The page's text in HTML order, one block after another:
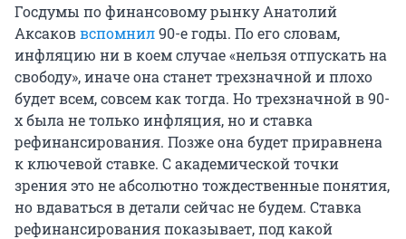
Госдумы по финансовому рынку Анатолий
Аксаковвспомнил90-е годы. По его словам,
инфляцию ни в коем случае «нельзя отпускать на
свободу», иначе она станет трехзначной и плохо
будет всем, совсем как тогда. Но трехзначной в 90-
х была не только инфляция, но и ставка
рефинансирования. Позже она будет приравнена
к ключевой ставке. С академической точки
зрения это не абсолютно тождественные понятия,
но вдаваться в детали сейчас не будем. Ставка
рефинансирования показывает, под какой